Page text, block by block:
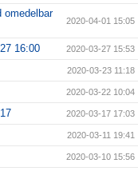
2020-04-01 15:05
16:00 2020-03-27 15:53
2020-03-23 11:18
2020-03-22 10:04
2020-03-17 17:03
2020-03-11 19:41
2020-03-10 15:56